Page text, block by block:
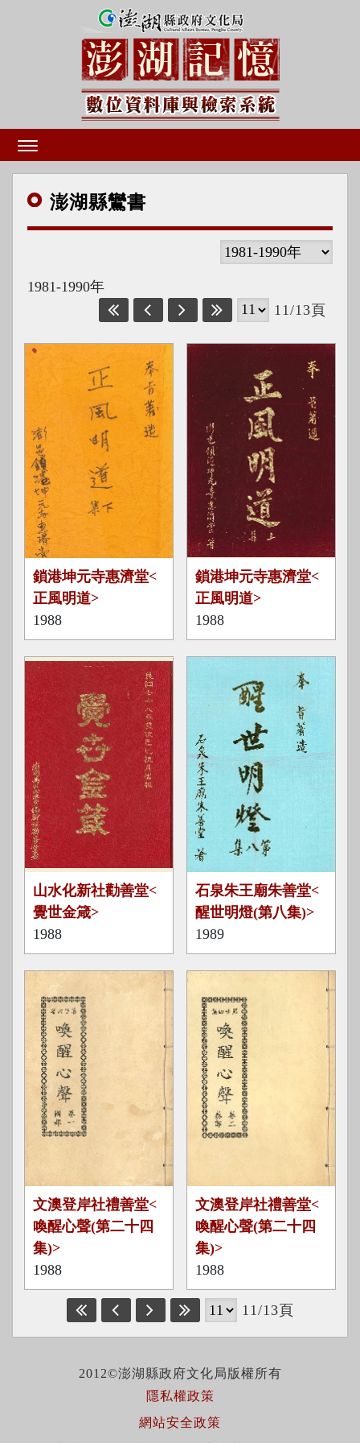
澎湖縣鸞書
1981-1990年
11/13頁
正
風
明
鎖港坤元寺惠濟堂<
正風明道>
1988
正
風
明
鎖港坤元寺惠濟堂<
正風明道>
1988
覺
世
金
山水化新社勸善堂<
覺世金箴>
1988
醒
世
明
(
石泉朱王廟朱善堂<
醒世明燈(第八集)>
1989
喚
醒
心
聲
文澳登岸社禮善堂<
喚醒心聲(第二十四
集)>
1988
喚
醒
心
聲
第
二
四
集
)
文澳登岸社禮善堂<
喚醒心聲(第二十四
集)>
1988
11/13頁
2012©澎湖縣政府文化局版權所有
隱私權政策
網站安全政策